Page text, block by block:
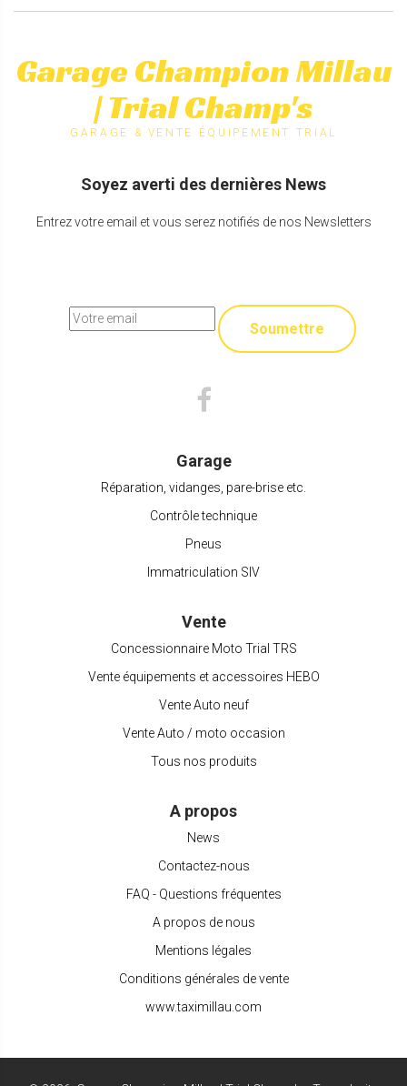
Garage Champion Millau
| Trial Champ's
GARAGE & VENTE ÉQUIPEMENT TRIAL
Soyez averti des dernières News
Entrez votre email et vous serez notifiés de nos Newsletters
Soumettre
Garage
Réparation, vidanges, pare-brise etc.
Contrôle technique
Pneus
Immatriculation SIV
Vente
Concessionnaire Moto Trial TRS
Vente équipements et accessoires HEBO
Vente Auto neuf
Vente Auto / moto occasion
Tous nos produits
A propos
News
Contactez-nous
FAQ - Questions fréquentes
A propos de nous
Mentions légales
Conditions générales de vente
www.taximillau.com